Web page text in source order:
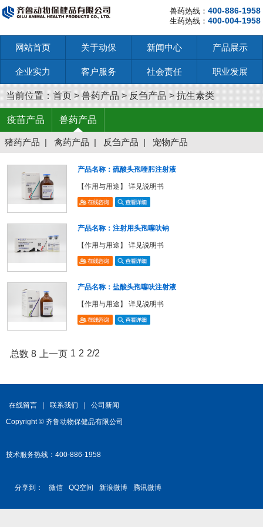
兽药热线： 400-886-1958
生药热线： 400-004-1958
网站首页 关于动保 新闻中心 产品展示
企业实力 客户服务 社会责任 职业发展
当前位置： 首页 > 兽药产品 > 反刍产品 > 抗生素类
疫苗产品 兽药产品
猪药产品 | 禽药产品 | 反刍产品 | 宠物产品
产品名称：硫酸头孢喹肟注射液
【作用与用途】 详见说明书
产品名称：注射用头孢噻呋钠
【作用与用途】 详见说明书
产品名称：盐酸头孢噻呋注射液
【作用与用途】 详见说明书
总数 8 上一页 1 2 2/2
在线留言 联系我们
公司新闻
Copyright © 齐鲁动物保健品有限公司
技术服务热线：400-886-1958
分享到： 微信 QQ空间 新浪微博 腾讯微博